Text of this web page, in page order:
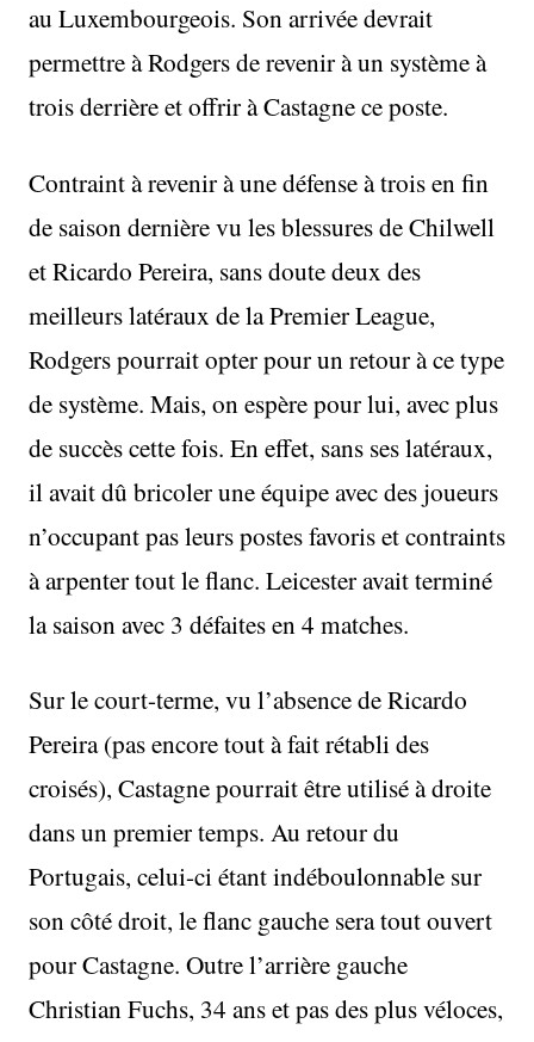
au Luxembourgeois. Son arrivée devrait
permettre à Rodgers de revenir à un système à
trois derrière et offrir à Castagne ce poste.
Contraint à revenir à une défense à trois en fin
de saison dernière vu les blessures de Chilwell
et Ricardo Pereira, sans doute deux des
meilleurs latéraux de la Premier League,
Rodgers pourrait opter pour un retour à ce type
de système. Mais, on espère pour lui, avec plus
de succès cette fois. En effet, sans ses latéraux,
il avait dû bricoler une équipe avec des joueurs
n’occupant pas leurs postes favoris et contraints
à arpenter tout le flanc. Leicester avait terminé
la saison avec 3 défaites en 4 matches.
Sur le court-terme, vu l’absence de Ricardo
Pereira (pas encore tout à fait rétabli des
croisés), Castagne pourrait être utilisé à droite
dans un premier temps. Au retour du
Portugais, celui-ci étant indéboulonnable sur
son côté droit, le flanc gauche sera tout ouvert
pour Castagne. Outre l’arrière gauche
Christian Fuchs, 34 ans et pas des plus véloces,